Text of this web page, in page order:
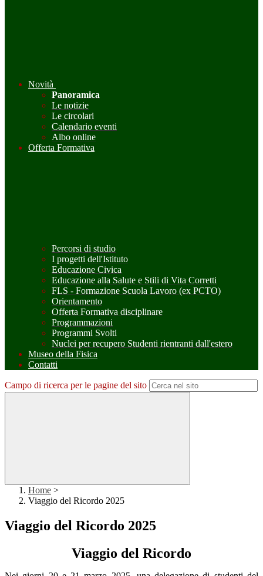
Novità
Panoramica
Le notizie
Le circolari
Calendario eventi
Albo online
Offerta Formativa
Percorsi di studio
I progetti dell'Istituto
Educazione Civica
Educazione alla Salute e Stili di Vita Corretti
FLS - Formazione Scuola Lavoro (ex PCTO)
Orientamento
Offerta Formativa disciplinare
Programmazioni
Programmi Svolti
Nuclei per recupero Studenti rientranti dall'estero
Museo della Fisica
Contatti
Campo di ricerca per le pagine del sito
Home >
Viaggio del Ricordo 2025
Viaggio del Ricordo 2025
Viaggio del Ricordo